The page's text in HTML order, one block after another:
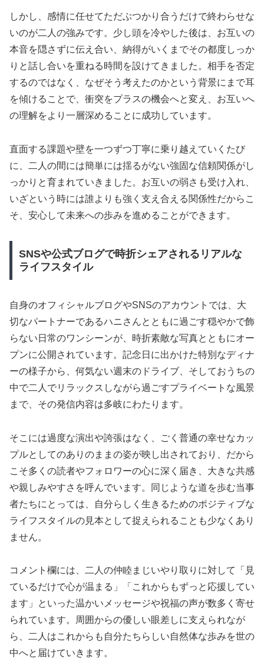
しかし、感情に任せてただぶつかり合うだけで終わらせな
いのが二人の強みです。少し頭を冷やした後は、お互いの
本音を隠さずに伝え合い、納得がいくまでその都度しっか
りと話し合いを重ねる時間を設けてきました。相手を否定
するのではなく、なぜそう考えたのかという背景にまで耳
を傾けることで、衝突をプラスの機会へと変え、お互いへ
の理解をより一層深めることに成功しています。
直面する課題や壁を一つずつ丁寧に乗り越えていくたび
に、二人の間には簡単には揺るがない強固な信頼関係がし
っかりと育まれていきました。お互いの弱さも受け入れ、
いざという時には誰よりも強く支え合える関係性だからこ
そ、安心して未来への歩みを進めることができます。
SNSや公式ブログで時折シェアされるリアルな
ライフスタイル
自身のオフィシャルブログやSNSのアカウントでは、大
切なパートナーであるハニさんとともに過ごす穏やかで飾
らない日常のワンシーンが、時折素敵な写真とともにオー
プンに公開されています。記念日に出かけた特別なディナ
ーの様子から、何気ない週末のドライブ、そしておうちの
中で二人でリラックスしながら過ごすプライベートな風景
まで、その発信内容は多岐にわたります。
そこには過度な演出や誇張はなく、ごく普通の幸せなカッ
プルとしてのありのままの姿が映し出されており、だから
こそ多くの読者やフォロワーの心に深く届き、大きな共感
や親しみやすさを呼んでいます。同じような道を歩む当事
者たちにとっては、自分らしく生きるためのポジティブな
ライフスタイルの見本として捉えられることも少なくあり
ません。
コメント欄には、二人の仲睦まじいやり取りに対して「見
ているだけで心が温まる」「これからもずっと応援してい
ます」といった温かいメッセージや祝福の声が数多く寄せ
られています。周囲からの優しい眼差しに支えられなが
ら、二人はこれからも自分たちらしい自然体な歩みを世の
中へと届けていきます。